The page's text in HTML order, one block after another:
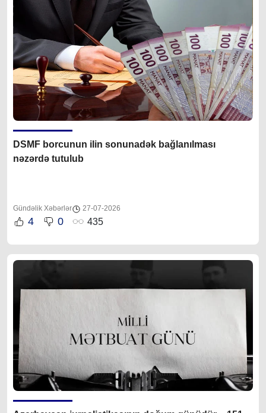
DSMF borcunun ilin sonunadək bağlanılması
nəzərdə tutulub
Gündəlik Xəbərlər 27-07-2026
4 0 435